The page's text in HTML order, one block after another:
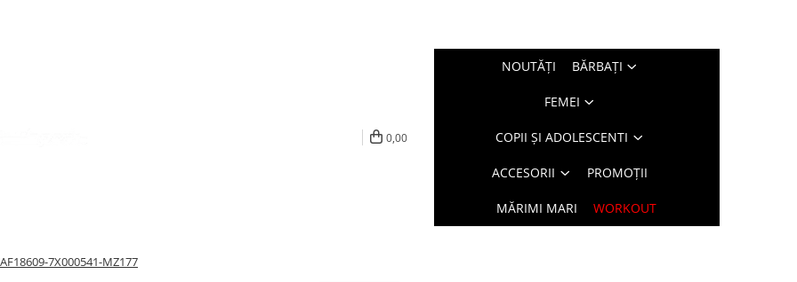
0,00
NOUTĂŢI BĂRBAŢI
FEMEI
COPII ȘI ADOLESCENTI
ACCESORII PROMOȚII
MĂRIMI MARI WORKOUT
7X000541-MZ177